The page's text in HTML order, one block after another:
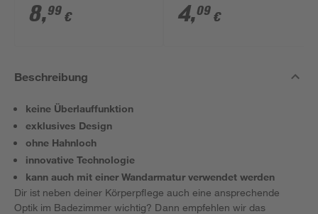
mm
8,99 €
80 2 Stück
4,09 €
Beschreibung
keine Überlauffunktion
exklusives Design
ohne Hahnloch
innovative Technologie
kann auch mit einer Wandarmatur verwendet werden
Dir ist neben deiner Körperpflege auch eine ansprechende
Optik im Badezimmer wichtig? Dann empfehlen wir das